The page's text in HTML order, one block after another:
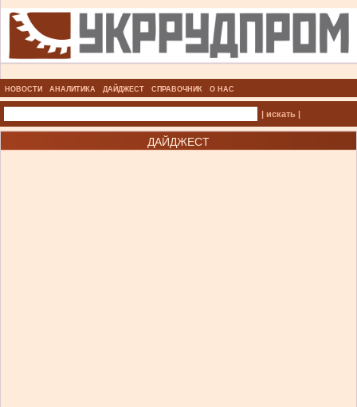
НОВОСТИ АНАЛИТИКА ДАЙДЖЕСТ СПРАВОЧНИК О НАС
| искать |
ДАЙДЖЕСТ